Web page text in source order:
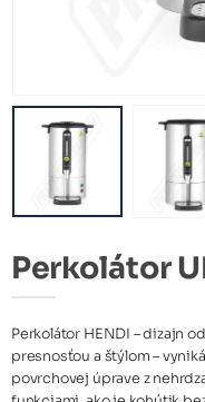
Perkolátor
Perkolátor HENDI – dizajn
presnosťou a štýlom –
povrchovej úprave z